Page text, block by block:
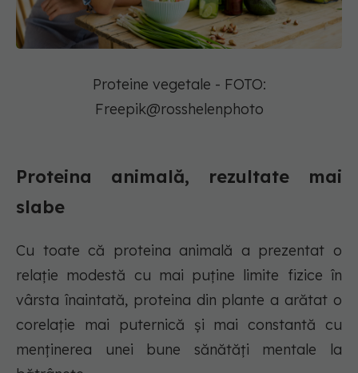
Proteine vegetale - FOTO:
Freepik@rosshelenphoto
Proteina animală, rezultate mai
slabe
Cu toate că proteina animală a prezentat o
relație modestă cu mai puține limite fizice în
vârsta înaintată, proteina din plante a arătat o
corelație mai puternică și mai constantă cu
menținerea unei bune sănătăți mentale la